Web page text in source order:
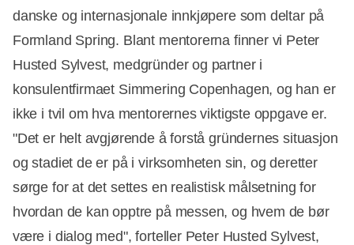
danske og internasjonale innkjøpere som deltar på
Formland Spring. Blant mentorerna finner vi Peter
Husted Sylvest, medgründer og partner i
konsulentfirmaet Simmering Copenhagen, og han er
ikke i tvil om hva mentorernes viktigste oppgave er.
"Det er helt avgjørende å forstå gründernes situasjon
og stadiet de er på i virksomheten sin, og deretter
sørge for at det settes en realistisk målsetning for
hvordan de kan opptre på messen, og hvem de bør
være i dialog med", forteller Peter Husted Sylvest,